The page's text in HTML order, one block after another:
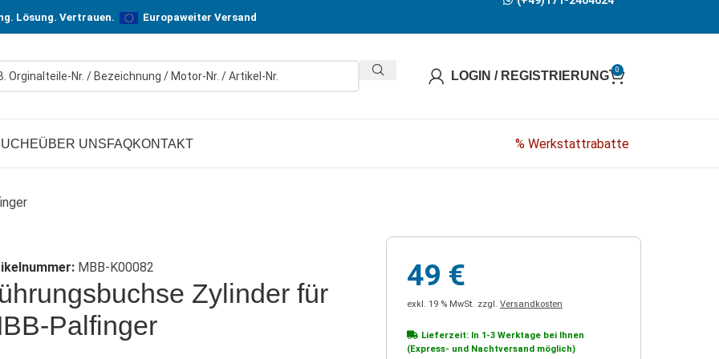
Lösung. Vertrauen. Europaweiter Versand
LOGIN / REGISTRIERUNG 0
ÜBER UNSFAQKONTAKT % Werkstattrabatte
MBB-K00082
Zylinder für
Palfinger
49 €
exkl. 19 % MwSt. zzgl. Versandkosten
Lieferzeit: In 1-3 Werktage bei Ihnen
(Express- und Nachtversand möglich)
Hersteller-Qualität, aber zu günstigen Preisen.